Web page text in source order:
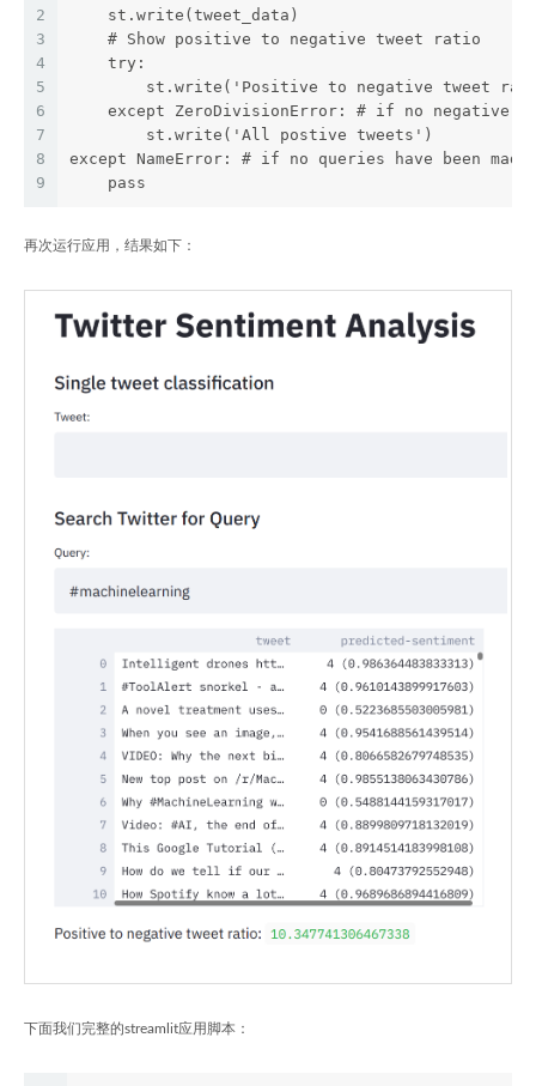
2
3
4
5
6
7
8
9
    st.write(tweet_data)
    # Show positive to negative tweet ratio
    try:
st.write('Positive to negative tweet
except ZeroDivisionError: # if no negative
        st.write('All postive tweets')
except NameError: # if no queries have been
    pass
再次运行应用，结果如下：
下面我们完整的streamlit应用脚本：